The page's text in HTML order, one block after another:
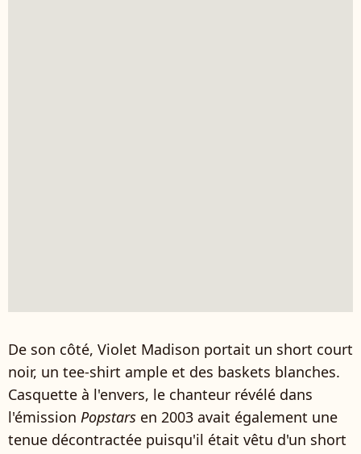
De son côté, Violet Madison portait un short court
noir, un tee-shirt ample et des baskets blanches.
Casquette à l'envers, le chanteur révélé dans
l'émission Popstars en 2003 avait également une
tenue décontractée puisqu'il était vêtu d'un short